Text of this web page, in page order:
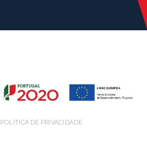
POLÍTICA DE PRIVACIDADE